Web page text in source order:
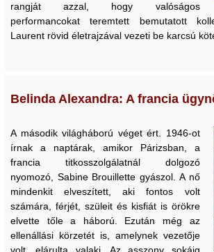
rangját azzal, hogy valóságos
performancokat teremtett bemutatott
Laurent rövid életrajzával vezeti be karcsú
Belinda Alexandra: A francia
A második világháború véget ért. 1946-ot
írnak a naptárak, amikor Párizsban, a
francia titkosszolgálatnál dolgozó
nyomozó, Sabine Brouillette gyászol. A nő
mindenkit elveszített, aki fontos volt
számára, férjét, szüleit és kisfiát is örökre
elvette tőle a háború. Ezután még az
ellenállási körzetét is, amelynek vezetője
volt, elárulta valaki. Az asszony sokáig